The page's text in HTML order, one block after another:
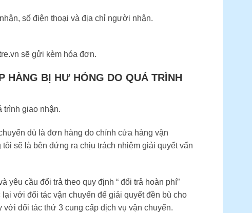
số điện thoại và địa chỉ người nhận.
sẽ gửi kèm hóa đơn.
HÀNG BỊ HƯ HỎNG DO QUÁ TRÌNH
trình giao nhận.
dù là đơn hàng do chính cửa hàng vận
sẽ là bên đứng ra chịu trách nhiệm giải quyết vấn
yêu cầu đổi trả theo quy định “ đổi trả hoàn phí”
với đối tác vận chuyển để giải quyết đền bù cho
đối tác thứ 3 cung cấp dịch vụ vận chuyển.